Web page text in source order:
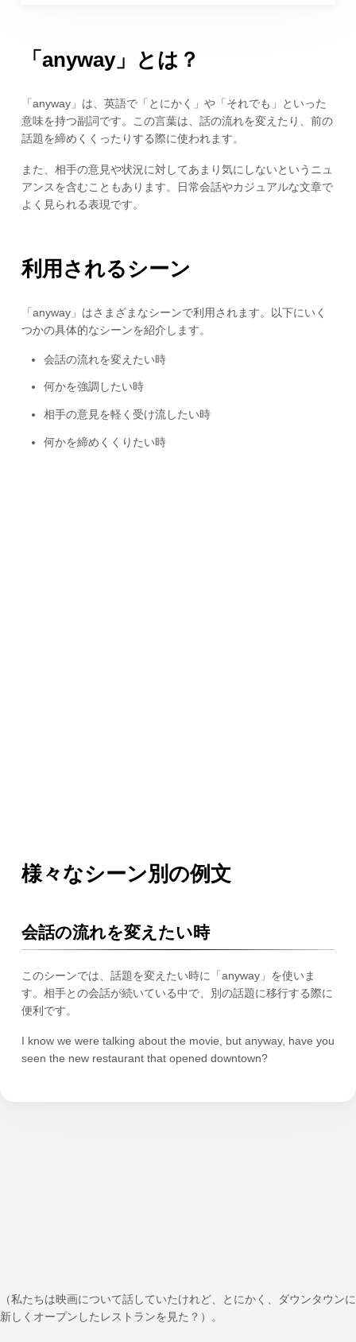
「anyway」とは？
「anyway」は、英語で「とにかく」や「それでも」といった
意味を持つ副詞です。この言葉は、話の流れを変えたり、前の
話題を締めくくったりする際に使われます。
また、相手の意見や状況に対してあまり気にしないというニュ
アンスを含むこともあります。日常会話やカジュアルな文章で
よく見られる表現です。
利用されるシーン
「anyway」はさまざまなシーンで利用されます。以下にいく
つかの具体的なシーンを紹介します。
会話の流れを変えたい時
何かを強調したい時
相手の意見を軽く受け流したい時
何かを締めくくりたい時
様々なシーン別の例文
会話の流れを変えたい時
このシーンでは、話題を変えたい時に「anyway」を使いま
す。相手との会話が続いている中で、別の話題に移行する際に
便利です。
I know we were talking about the movie, but anyway, have you
seen the new restaurant that opened downtown?
（私たちは映画について話していたけれど、とにかく、ダウンタウンに
新しくオープンしたレストランを見た？）。